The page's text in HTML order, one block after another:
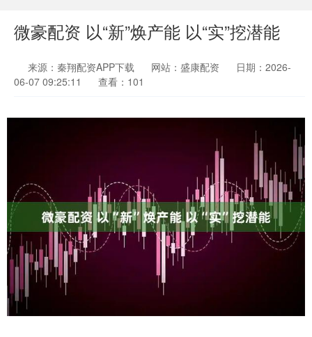
微豪配资 以“新”焕产能 以“实”挖潜能
来源：秦翔配资APP下载 网站：盛康配资
日期：2026-
06-07 09:25:11
查看：101